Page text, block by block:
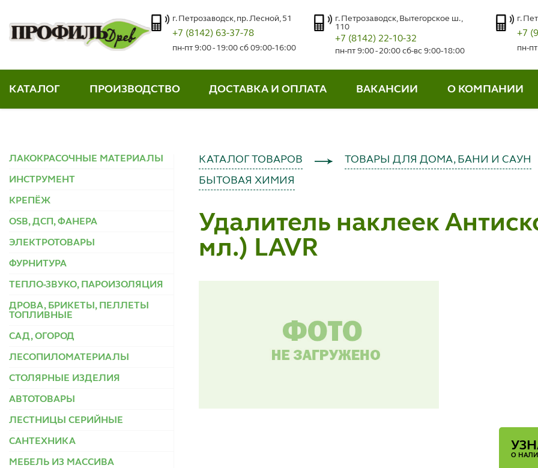
г. Петрозаводск, пр. Лесной, 51
+7 (8142) 63-37-78
пн-пт 9:00 - 19:00 сб 09:00-16:00
г. Петрозаводск, Вытегорское ш.,
110
+7 (8142) 22-10-32
пн-пт 9:00 - 20:00 сб-вс 9:00-18:00
г.
+7
пн-
КАТАЛОГ ПРОИЗВОДСТВО ДОСТАВКА И ОПЛАТА ВАКАНСИИ О КОМПАНИИ
ЛАКОКРАСОЧНЫЕ МАТЕРИАЛЫ
ИНСТРУМЕНТ
КРЕПЁЖ
OSB, ДСП, ФАНЕРА
ЭЛЕКТРОТОВАРЫ
ФУРНИТУРА
ТЕПЛО-ЗВУКО, ПАРОИЗОЛЯЦИЯ
ДРОВА, БРИКЕТЫ, ПЕЛЛЕТЫ
ТОПЛИВНЫЕ
САД, ОГОРОД
ЛЕСОПИЛОМАТЕРИАЛЫ
СТОЛЯРНЫЕ ИЗДЕЛИЯ
АВТОТОВАРЫ
ЛЕСТНИЦЫ СЕРИЙНЫЕ
САНТЕХНИКА
МЕБЕЛЬ ИЗ МАССИВА
КАТАЛОГ ТОВАРОВ
ТОВАРЫ ДЛЯ ДОМА, БАНИ И САУН
БЫТОВАЯ ХИМИЯ
Удалитель наклеек
мл.) LAVR
О